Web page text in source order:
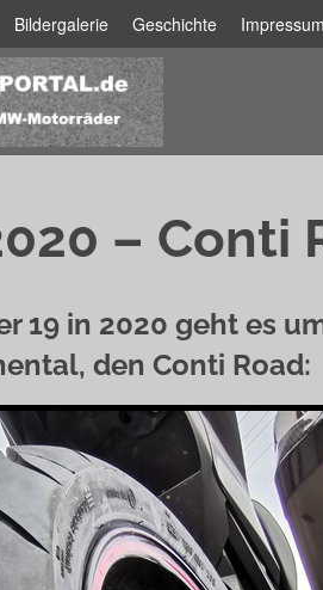
Bildergalerie Geschichte Impressum
– Conti
19 in 2020 geht es
den Conti Road: